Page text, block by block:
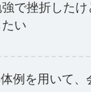
で挫折したけ
い
例を用いて、